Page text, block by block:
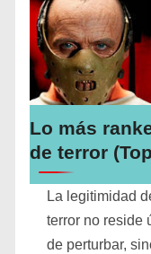
Lo más
de terror
La legitimidad
terror no reside
de perturbar,